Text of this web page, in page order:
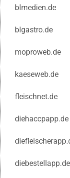
blmedien.de
blgastro.de
moproweb.de
kaeseweb.de
fleischnet.de
diehaccpapp.de
diebestellapp.de